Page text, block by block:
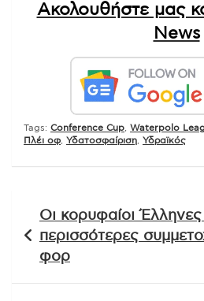
Ακολουθήστε μας
News
Tags: Conference Cup Waterpolo
Πλέι οφ Υδατοσφαίριση Υδραϊκός
άρθρων
Οι κορυφαίοι Έλληνες
περισσότερες
φορ